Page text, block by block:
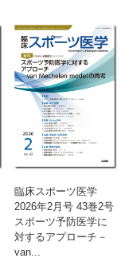
臨床スポーツ医学
2026年2月号 43巻2号
スポーツ予防医学に
対するアプローチ－
van...